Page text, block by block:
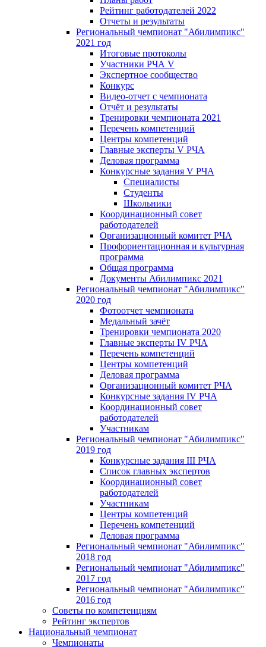
Рейтинг работодателей 2022
Отчеты и результаты
Региональный чемпионат "Абилимпикс"
2021 год
Итоговые протоколы
Участники РЧА V
Экспертное сообщество
Конкурс
Видео-отчет с чемпионата
Отчёт и результаты
Тренировки чемпионата 2021
Перечень компетенций
Центры компетенций
Главные эксперты V РЧА
Деловая программа
Конкурсные задания V РЧА
Специалисты
Студенты
Школьники
Координационный совет
работодателей
Организационный комитет РЧА
Профориентационная и культурная
программа
Общая программа
Документы Абилимпикс 2021
Региональный чемпионат "Абилимпикс"
2020 год
Фотоотчет чемпионата
Медальный зачёт
Тренировки чемпионата 2020
Главные эксперты IV РЧА
Перечень компетенций
Центры компетенций
Деловая программа
Организационный комитет РЧА
Конкурсные задания IV РЧА
Координационный совет
работодателей
Участникам
Региональный чемпионат "Абилимпикс"
2019 год
Конкурсные задания III РЧА
Список главных экспертов
Координационный совет
работодателей
Участникам
Центры компетенций
Перечень компетенций
Деловая программа
Региональный чемпионат "Абилимпикс"
2018 год
Региональный чемпионат "Абилимпикс"
2017 год
Региональный чемпионат "Абилимпикс"
2016 год
Советы по компетенциям
Рейтинг экспертов
Национальный чемпионат
Чемпионаты